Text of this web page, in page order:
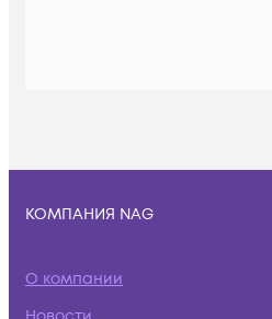
КОМПАНИЯ NAG
О компании